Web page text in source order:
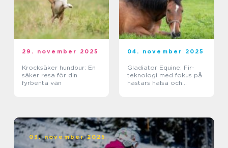
29. november 2025
Krocksäker hundbur: En
säker resa för din
fyrbenta vän
04. november 2025
Gladiator Equine: Fir-
teknologi med fokus på
hästars hälsa och
03. november 2025